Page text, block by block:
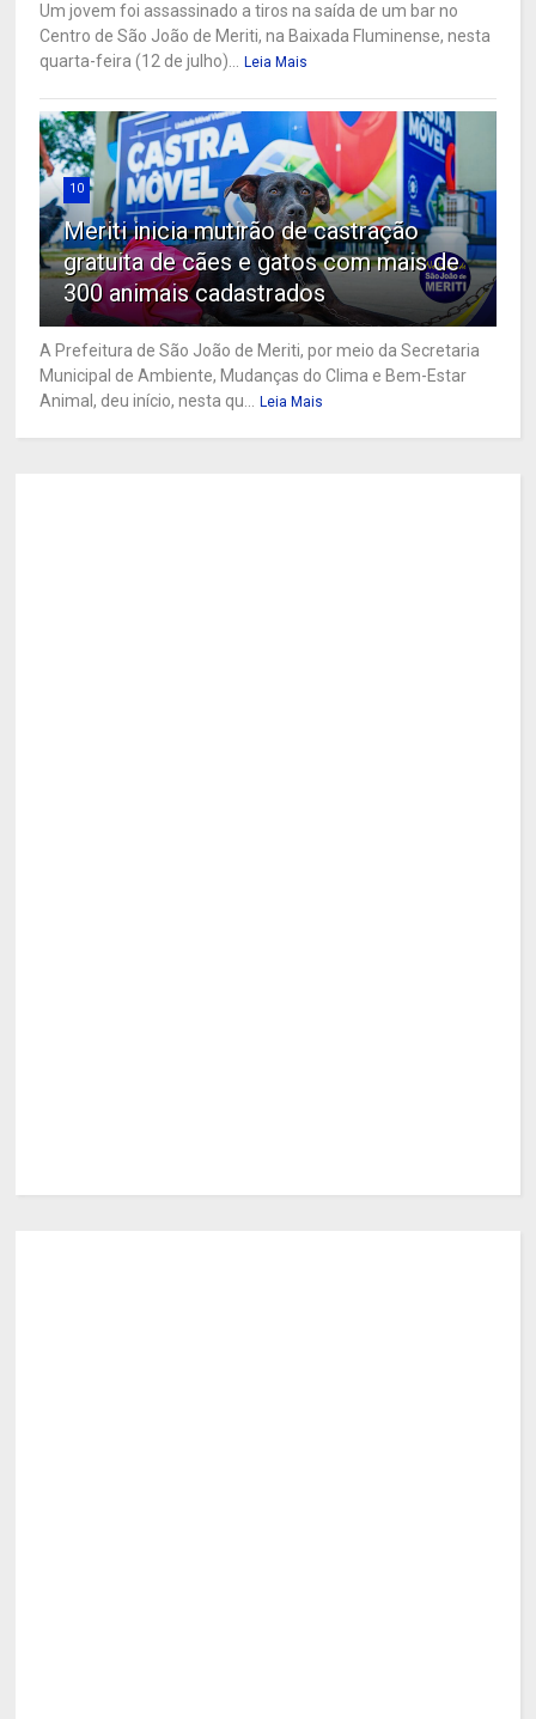
Um jovem foi assassinado a tiros na saída de um bar no
Centro de São João de Meriti, na Baixada Fluminense, nesta
quarta-feira (12 de julho)... Leia Mais
10
Meriti inicia mutirão de castração
gratuita de cães e gatos com mais de
300 animais cadastrados
A Prefeitura de São João de Meriti, por meio da Secretaria
Municipal de Ambiente, Mudanças do Clima e Bem-Estar
Animal, deu início, nesta qu... Leia Mais